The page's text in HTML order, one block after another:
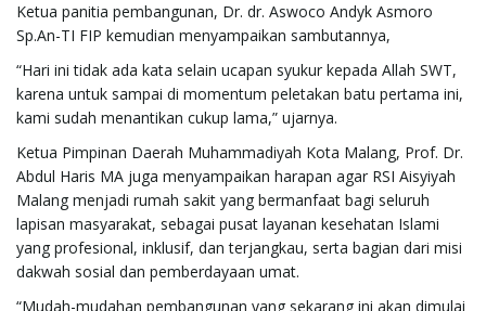
Ketua panitia pembangunan, Dr. dr. Aswoco Andyk Asmoro
Sp.An-TI FIP kemudian menyampaikan sambutannya,
“Hari ini tidak ada kata selain ucapan syukur kepada Allah SWT,
karena untuk sampai di momentum peletakan batu pertama ini,
kami sudah menantikan cukup lama,” ujarnya.
Ketua Pimpinan Daerah Muhammadiyah Kota Malang, Prof. Dr.
Abdul Haris MA juga menyampaikan harapan agar RSI Aisyiyah
Malang menjadi rumah sakit yang bermanfaat bagi seluruh
lapisan masyarakat, sebagai pusat layanan kesehatan Islami
yang profesional, inklusif, dan terjangkau, serta bagian dari misi
dakwah sosial dan pemberdayaan umat.
“Mudah-mudahan pembangunan yang sekarang ini akan dimulai